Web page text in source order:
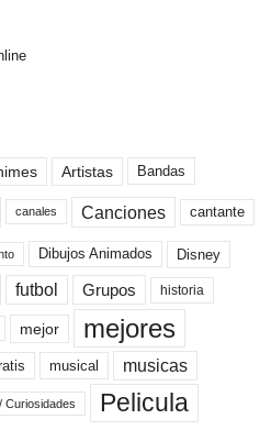
Artistas Bandas
canales Canciones cantante
Dibujos Animados Disney
futbol Grupos historia
mejor mejores
musical musicas
Curiosidades Pelicula